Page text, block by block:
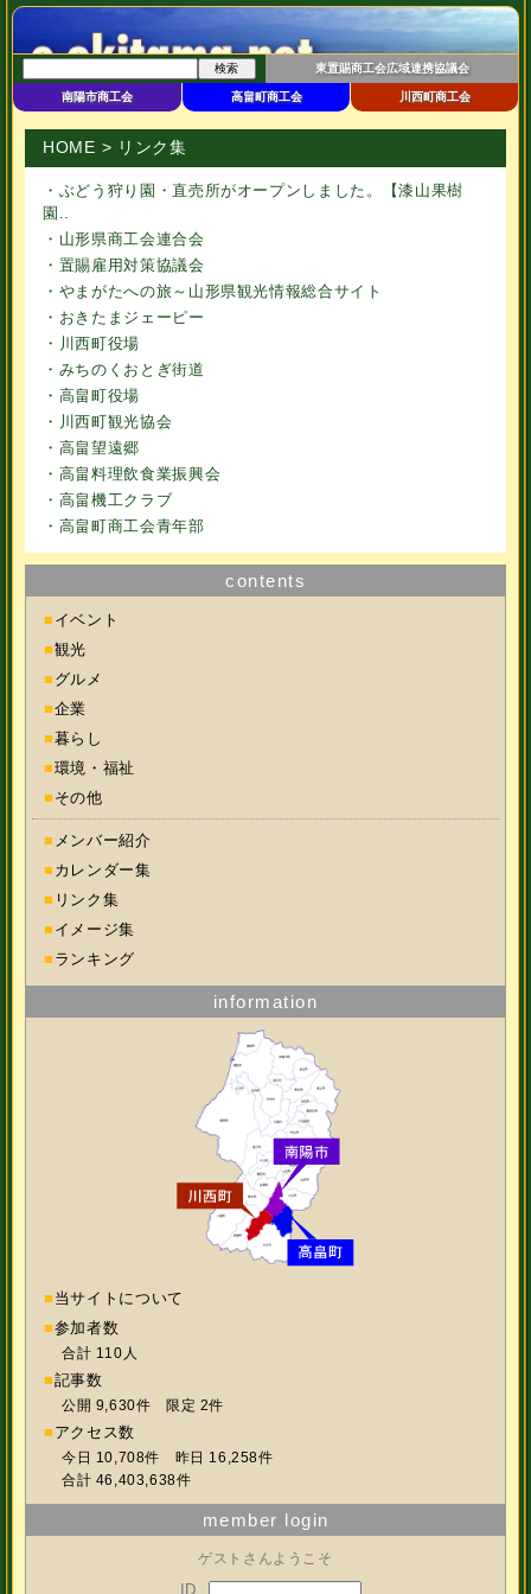
南陽市商工会 高畠町商工会 川西町商工会
東置賜商工会広域連携協議会
HOME > リンク集
・ ぶどう狩り園・直売所がオープンしました。【漆山果樹
園..
・ 山形県商工会連合会
・ 置賜雇用対策協議会
・ やまがたへの旅～山形県観光情報総合サイト
・ おきたまジェーピー
・ 川西町役場
・ みちのくおとぎ街道
・ 高畠町役場
・ 川西町観光協会
・ 高畠望遠郷
・ 高畠料理飲食業振興会
・ 高畠機工クラブ
・ 高畠町商工会青年部
contents
■ イベント
■観光
■ グルメ
■企業
■暮らし
■環境・福祉
■ その他
■ メンバー紹介
■ カレンダー集
■ リンク集
■ イメージ集
■ ランキング
information
■ 当サイトについて
■参加者数
合計 110人
■記事数
公開 9,630件 限定 2件
■ アクセス数
今日 10,708件 昨日 16,258件
合計 46,403,638件
member login
ゲストさんようこそ
ID